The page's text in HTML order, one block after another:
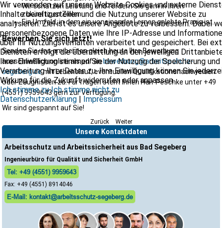
Wir schätzen Leistung und fördern Sie gern in Ihren
zukünftigen Zielen.
Ein Umfeld, in dem ein voneinander Lernen gelebte Praxis ist.
Bewerben Sie sich jetzt!
Senden Sie uns am besten gleich heute Ihre Bewerbung
ausschließlich online als pdf anbewerbung@arbeitsschutz-
segeberg.demit Lebenslauf, eventuellen Qualifikationsnachweisen
oder Zeugnissen zu. Für fragen steht Ihnen Herr Peschke unter +49
(4551) 9959643 gern zur Verfügung.
Wir sind gespannt auf Sie!
Zurück Weiter
Unsere Kontaktdaten
Arbeitsschutz und Arbeitssicherheit aus Bad Segeberg
Ingenieurbüro für Qualität und Sicherheit GmbH
Tel: +49 (4551) 9959643
Fax: +49 (4551) 8914046
E-Mail: kontakt@arbeitsschutz-segeberg.de
Wir verwenden auf unserer Website Cookies und externe
Inhalte bereitzustellen und die Nutzung unserer Website zu
analysieren. Ziel ist es unsere Angebote zu verbessern. Dabei
personenbezogene Daten wie Ihre IP-Adresse und
über Ihr Nutzungsverhalten verarbeitet und gespeichert. Bei
Diensten erfolgt die Übermittlung an den jeweiligen
Ihrer Einwilligung stimmen Sie der Nutzung der Speicherung und
Verarbeitung Ihrer Daten zu. Ihre Einwilligung können Sie
Wirkung für die Zukunft widerrufen oder anpassen.
Ich stimme zu Ich stimme nicht zu
Datenschutzerklärung | Impressum